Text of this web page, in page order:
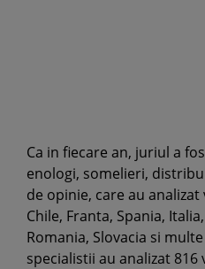
Ca in fiecare an, juriul a
enologi, somelieri,
de opinie, care au
Chile, Franta, Spania,
Romania, Slovacia si
specialistii au analizat